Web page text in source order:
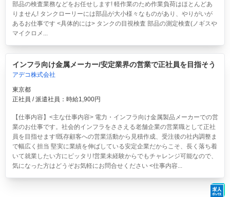
部品の検査業務などをお任せします! 軽作業のため作業負荷はほとんどあ
りません! タンクローリーには部品が大小様々なものがあり、やりがいが
あるお仕事です <具体的には> タンクの目視検査 部品の測定検査(ノギスや
マイクロメ...
インフラ向け金属メーカー/安定業界の営業で正社員を目指そう
アデコ株式会社
東京都
正社員 / 派遣社員：時給1,900円
【仕事内容】<主な仕事内容> 電力・インフラ向け金属製品メーカーでの営
業のお仕事です。社会的インフラをささえる老舗企業の営業職として正社
員を目指せます!既存顧客への営業活動から見積作成、受注後の社内調整ま
で幅広く担当 堅実に業績を伸ばしている安定企業だからこそ、長く落ち着
いて就業したい方にピッタリ!営業未経験からでもチャレンジ可能なので、
気になった方はどうぞお気軽にお問合せください <仕事内容...